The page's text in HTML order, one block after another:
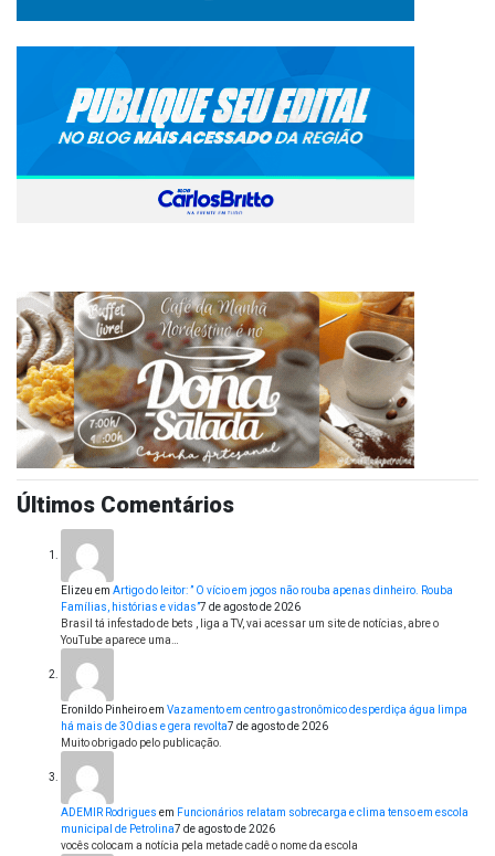
Últimos Comentários
Elizeu em Artigo do leitor: ” O vício em jogos não rouba apenas dinheiro. Rouba
Famílias, histórias e vidas”7 de agosto de 2026
Brasil tá infestado de bets , liga a TV, vai acessar um site de notícias, abre o
YouTube aparece uma…
Eronildo Pinheiroem Vazamento em centro gastronômico desperdiça água limpa
há mais de 30 dias e gera revolta7 de agosto de 2026
Muito obrigado pelo publicação.
ADEMIR Rodrigues em Funcionários relatam sobrecarga e clima tenso em escola
municipal de Petrolina7 de agosto de 2026
vocês colocam a notícia pela metade cadê o nome da escola